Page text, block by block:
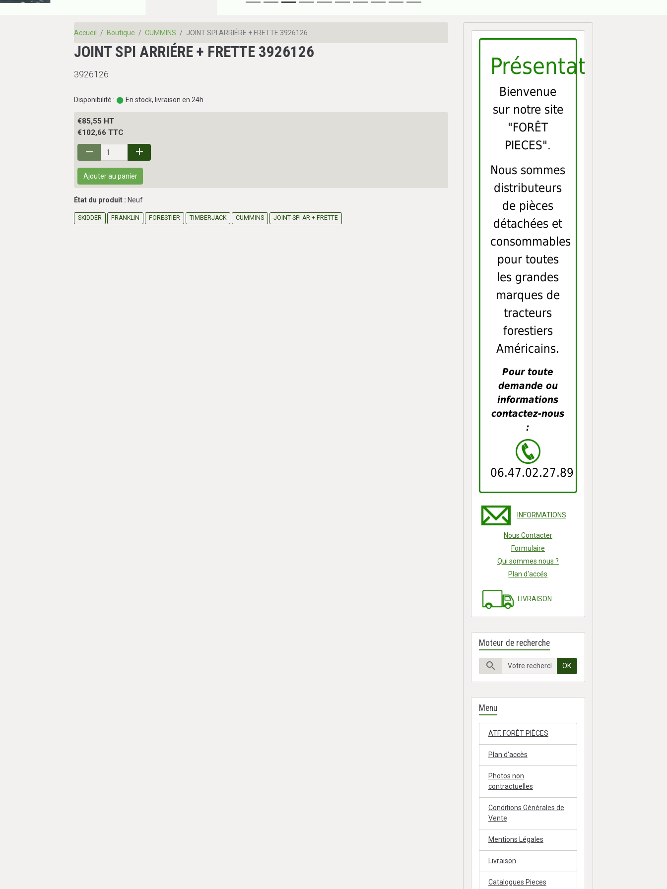
Accueil Boutique CUMMINS JOINT SPI ARRIÉRE + FRETTE 3926126
JOINT SPI ARRIÉRE + FRETTE 3926126
3926126
Disponibilité : En stock, livraison en 24h
€85,55 HT
€102,66 TTC
Ajouter au panier
État du produit : Neuf
SKIDDER FRANKLIN FORESTIER TIMBERJACK CUMMINS JOINT SPI AR + FRETTE
Présentation
Bienvenue
sur notre site
"FORÊT
PIECES".
Nous sommes
distributeurs
de pièces
détachées et
consommables
pour toutes
les grandes
marques de
tracteurs
forestiers
Américains.
Pour toute
demande ou
informations
contactez-nous
:
06.47.02.27.89
INFORMATIONS
Nous Contacter
Formulaire
Qui sommes nous ?
Plan d'accés
LIVRAISON
Moteur de recherche
OK
Menu
ATF. FORÊT PIÈCES
Plan d'accès
Photos non
contractuelles
Conditions Générales de
Vente
Mentions Légales
Livraison
Catalogues Pieces